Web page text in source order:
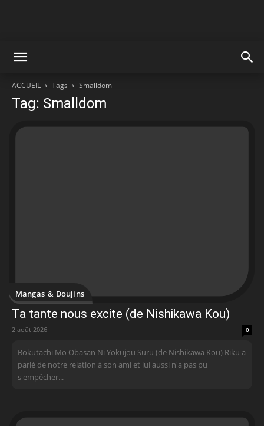
ACCUEIL Tags Smalldom
Tag: Smalldom
Mangas & Doujins
Ta tante nous excite (de Nishikawa Kou)
2 août 2026 0
Bokutachi Mo Obasan Ni Yokujou Suru (de Nishikawa Kou) Riku a
parlé de notre relation à son ami et lui aussi n'a pas pu
s'empêcher...